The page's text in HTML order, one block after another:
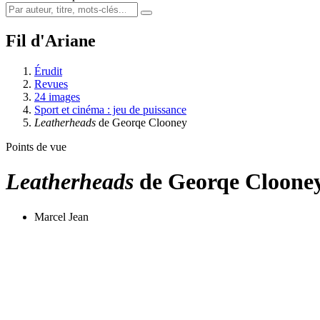
Fil d'Ariane
Érudit
Revues
24 images
Sport et cinéma : jeu de puissance
Leatherheads de Georqe Clooney
Points de vue
Leatherheads de Georqe
Marcel Jean